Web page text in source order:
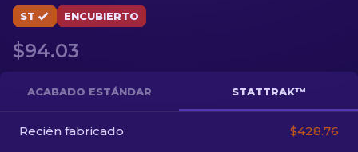
Guantes
Cajas
Otro
ES
ST ENCUBIERTO
$94.03
ACABADO ESTÁNDAR STATTRAK™
Recién fabricado $428.76